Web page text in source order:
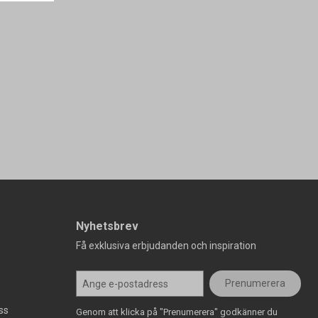
Nyhetsbrev
Få exklusiva erbjudanden och inspiration
Prenumerera
Genom att klicka på "Prenumerera" godkänner du